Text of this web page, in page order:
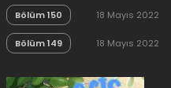
Bölüm 150 18 Mayıs 2022
Bölüm 149 18 Mayıs 2022